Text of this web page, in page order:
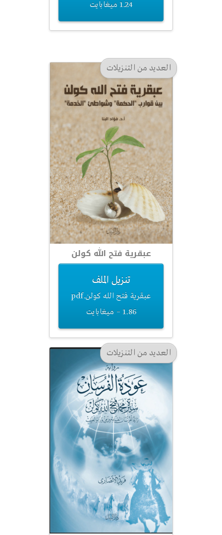
1.24 ميغابايت
العديد من التنزيلات
عبقرية فتح الله كولن
تنزيل الملف
عبقرية فتح الله كولن.pdf
– 1.86 ميغابايت
العديد من التنزيلات